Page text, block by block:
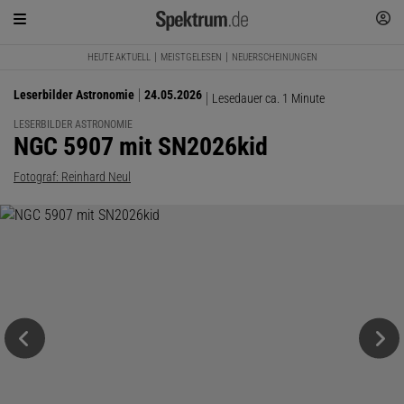
HEUTE AKTUELL MEISTGELESEN NEUERSCHEINUNGEN
Leserbilder Astronomie 24.05.2026 Lesedauer ca. 1 Minute
LESERBILDER ASTRONOMIE
:
NGC 5907 mit SN2026kid
Fotograf: Reinhard Neul